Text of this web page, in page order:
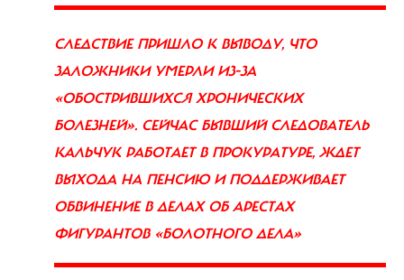
СЛЕДСТВИЕ ПРИШЛО К ВЫВОДУ, ЧТО
ЗАЛОЖНИКИ УМЕРЛИ ИЗ-ЗА
«ОБОСТРИВШИХСЯ ХРОНИЧЕСКИХ
БОЛЕЗНЕЙ». СЕЙЧАС БЫВШИЙ СЛЕДОВАТЕЛЬ
КАЛЬЧУК РАБОТАЕТ В ПРОКУРАТУРЕ, ЖДЕТ
ВЫХОДА НА ПЕНСИЮ И ПОДДЕРЖИВАЕТ
ОБВИНЕНИЕ В ДЕЛАХ ОБ АРЕСТАХ
ФИГУРАНТОВ «БОЛОТНОГО ДЕЛА»